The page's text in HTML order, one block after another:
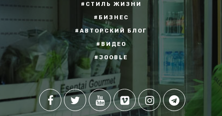
#СТИЛЬ ЖИЗНИ
#БИЗНЕС
#АВТОРСКИЙ БЛОГ
#ВИДЕО
#JOOBLE